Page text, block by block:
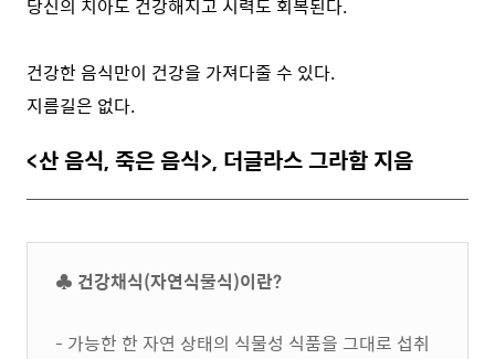
당신의 치아도 건강해지고 시력도 회복된다.
건강한 음식만이 건강을 가져다줄 수 있다.
지름길은 없다.
<산 음식, 죽은 음식>, 더글라스 그라함 지음
♣ 건강채식(자연식물식)이란?
- 가능한 한 자연 상태의 식물성 식품을 그대로 섭취